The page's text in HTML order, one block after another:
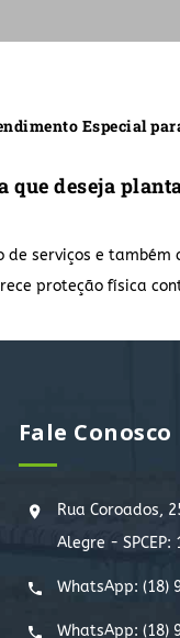
Especial
que deseja
serviços e
proteção física
Fale Conosco
Rua Coroados,
Alegre - SPCEP:
WhatsApp: (18)
WhatsApp: (18)